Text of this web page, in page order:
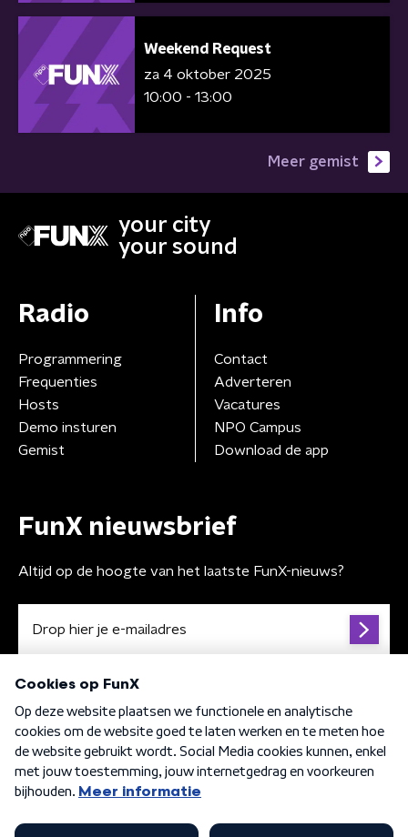
Weekend Request
za 4 oktober 2025
10:00 - 13:00
Meer gemist
your city
your sound
Radio
Programmering
Frequenties
Hosts
Demo insturen
Gemist
Info
Contact
Adverteren
Vacatures
NPO Campus
Download de app
FunX nieuwsbrief
Altijd op de hoogte van het laatste FunX-nieuws?
Algemene voorwaarden Privacybeleid